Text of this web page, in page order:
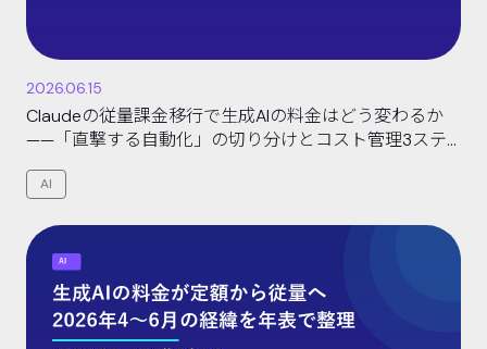
2026.06.15
Claudeの従量課金移行で生成AIの料金はどう変わるか
——「直撃する自動化」の切り分けとコスト管理3ステ
ップ【2026年6月時点】
AI